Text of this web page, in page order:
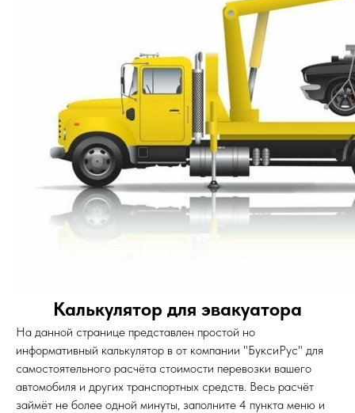
Калькулятор для эвакуатора
На данной странице представлен простой но
информативный калькулятор в от компании "БуксиРус" для
самостоятельного расчёта стоимости перевозки вашего
автомобиля и других транспортных средств. Весь расчёт
займёт не более одной минуты, заполните 4 пункта меню и